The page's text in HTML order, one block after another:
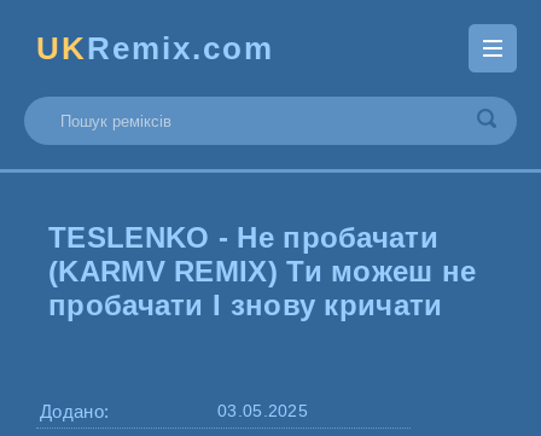
UKRemix.com
TESLENKO - Не пробачати
(KARMV REMIX) Ти можеш не
пробачати І знову кричати
Додано: 03.05.2025